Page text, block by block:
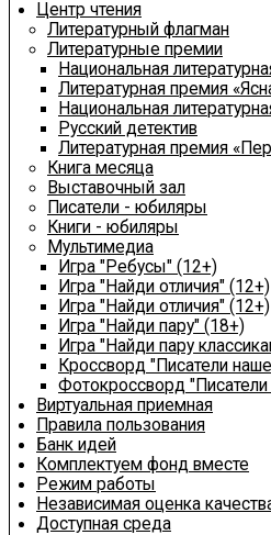
Центр чтения
Литературный флагман
Литературные премии
Национальная
Литературная премия
Национальная
Русский детектив
Литературная премия
Книга месяца
Выставочный зал
Писатели - юбиляры
Книги - юбиляры
Мультимедиа
Игра "Ребусы" (12+)
Игра "Найди отличия" (12+)
Игра "Найди отличия" (12+)
Игра "Найди пару" (18+)
Игра "Найди пару
Кроссворд "Писатели
Фотокроссворд
Виртуальная приемная
Правила пользования
Банк идей
Комплектуем фонд вместе
Режим работы
Независимая оценка
Доступная среда